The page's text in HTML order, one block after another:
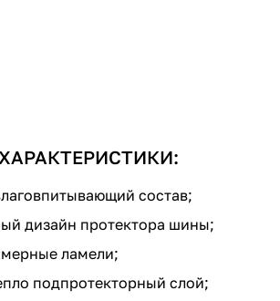
состав;
дизайн протектора шины;
ламели;
подпротекторный слой;